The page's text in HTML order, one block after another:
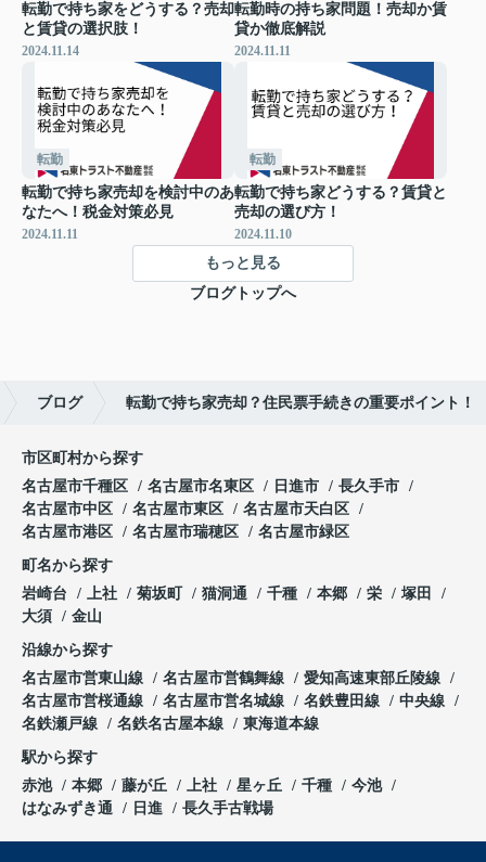
転勤で持ち家をどうする？売却
と賃貸の選択肢！
2024.11.14
転勤時の持ち家問題！売却か賃
貸か徹底解説
2024.11.11
転勤
転勤で持ち家売却を検討中のあ
なたへ！税金対策必見
2024.11.11
転勤
転勤で持ち家どうする？賃貸と
売却の選び方！
2024.11.10
もっと見る
ブログトップへ
ブログ 転勤で持ち家売却？住民票手続きの重要ポイント！
市区町村から探す
名古屋市千種区
名古屋市名東区 日進市
長久手市
名古屋市中区
名古屋市東区
名古屋市天白区
名古屋市港区
名古屋市瑞穂区 名古屋市緑区
町名から探す
岩崎台
上社 菊坂町 猫洞通 千種 本郷 栄
塚田
大須
金山
沿線から探す
名古屋市営東山線
名古屋市営鶴舞線
愛知高速東部丘陵線
名古屋市営桜通線
名古屋市営名城線 名鉄豊田線
中央線
名鉄瀬戸線
名鉄名古屋本線 東海道本線
駅から探す
赤池
本郷 藤が丘 上社 星ヶ丘 千種
今池
はなみずき通
日進 長久手古戦場